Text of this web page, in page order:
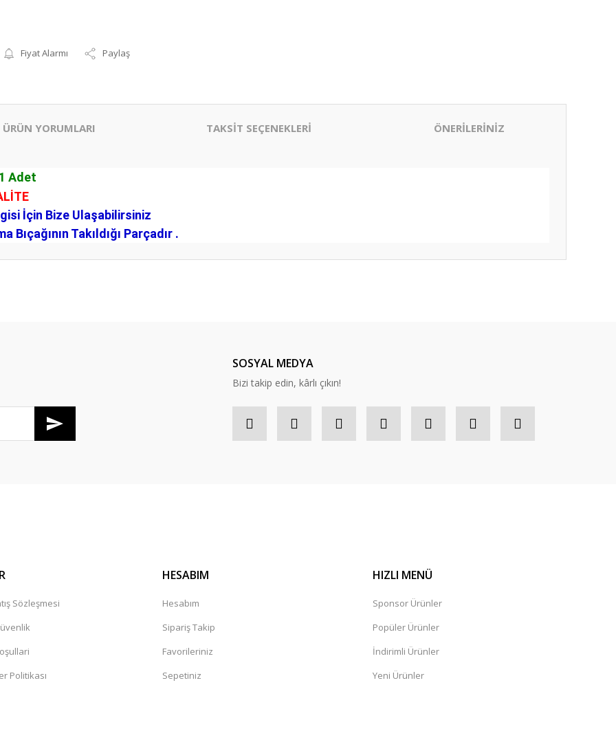
Fiyat Alarmı Paylaş
ÜRÜN YORUMLARI TAKSİT SEÇENEKLERİ ÖNERİLERİNİZ
Adet
İçin Bize Ulaşabilirsiniz
Takıldığı Parçadır .
SOSYAL MEDYA
Bizi takip edin, kârlı çıkın!
Sözleşmesi
Politikası
HESABIM
Hesabım
Sipariş Takip
Favorileriniz
Sepetiniz
HIZLI MENÜ
Sponsor Ürünler
Popüler Ürünler
İndirimli Ürünler
Yeni Ürünler